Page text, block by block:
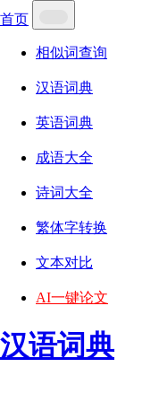
首页
相似词查询
汉语词典
英语词典
成语大全
诗词大全
繁体字转换
文本对比
AI一键论文
汉语词典